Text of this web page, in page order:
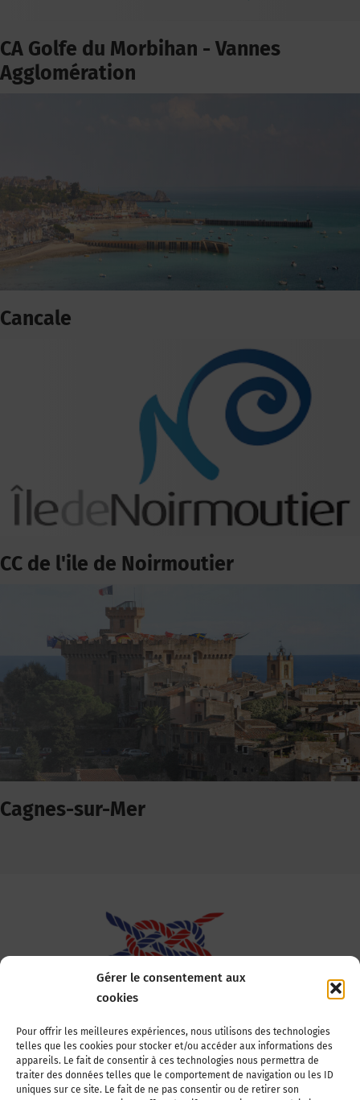
Gérer le consentement aux
cookies
Pour offrir les meilleures expériences, nous utilisons des technologies
telles que les cookies pour stocker et/ou accéder aux informations des
appareils. Le fait de consentir à ces technologies nous permettra de
traiter des données telles que le comportement de navigation ou les ID
uniques sur ce site. Le fait de ne pas consentir ou de retirer son
CA Golfe du Morbihan - Vannes
Agglomération
Cancale
CC de l'ile de Noirmoutier
Cagnes-sur-Mer
Association Nationale des Elus des Littoraux
22, boulevard de la Tour-Maubourg
75007 Paris
Tél : 01 44 11 11 70